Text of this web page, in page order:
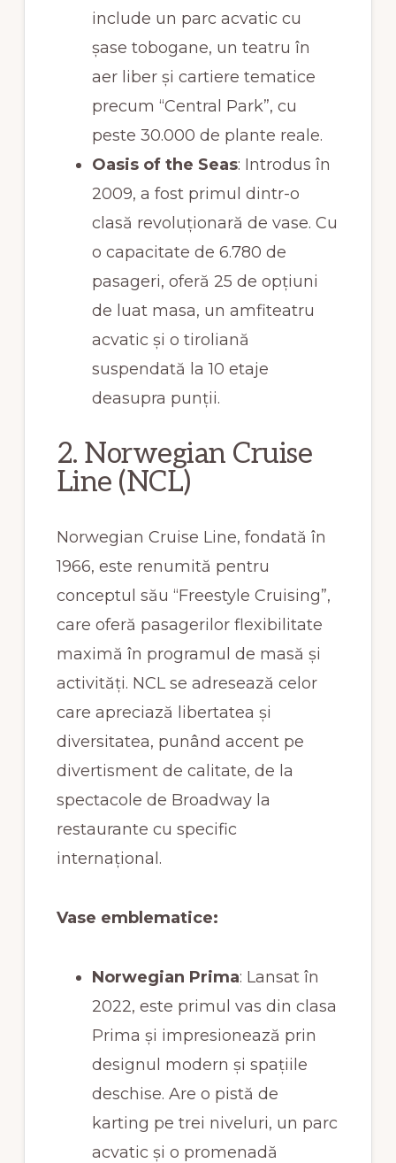
include un parc acvatic cu
șase tobogane, un teatru în
aer liber și cartiere tematice
precum “Central Park”, cu
peste 30.000 de plante reale.
Oasis of the Seas: Introdus în
2009, a fost primul dintr-o
clasă revoluționară de vase. Cu
o capacitate de 6.780 de
pasageri, oferă 25 de opțiuni
de luat masa, un amfiteatru
acvatic și o tiroliană
suspendată la 10 etaje
deasupra punții.
2. Norwegian Cruise
Line (NCL)
Norwegian Cruise Line, fondată în
1966, este renumită pentru
conceptul său “Freestyle Cruising”,
care oferă pasagerilor flexibilitate
maximă în programul de masă și
activități. NCL se adresează celor
care apreciază libertatea și
diversitatea, punând accent pe
divertisment de calitate, de la
spectacole de Broadway la
restaurante cu specific
internațional.
Vase emblematice:
Norwegian Prima: Lansat în
2022, este primul vas din clasa
Prima și impresionează prin
designul modern și spațiile
deschise. Are o pistă de
karting pe trei niveluri, un parc
acvatic și o promenadă